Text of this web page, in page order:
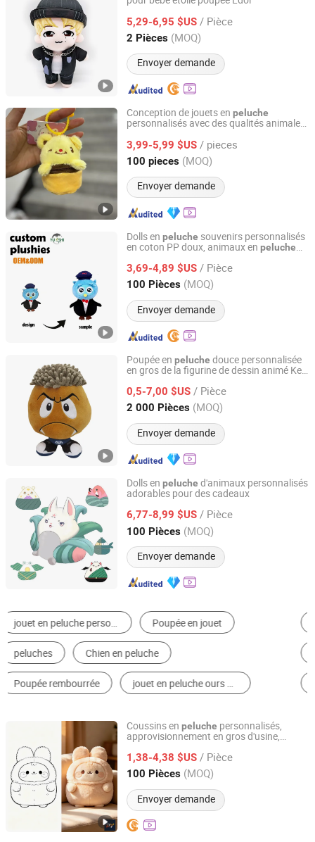
5,29-6,95 $US / Pièce
2 Pièces (MOQ)
Envoyer demande
Hunan Yushi Toy Co., Ltd.
Hunan, China Depuis 2021
Conception de jouets en peluche
personnalisés avec des qualités animales
3,99-5,99 $US / pieces
100 pieces (MOQ)
Envoyer demande
Yancheng Joy Foundationcultural Creativity Co., Ltd.
Jiangsu, China Depuis 2025
Dolls en peluche souvenirs personnalisés
en coton PP doux, animaux en peluche
3,69-4,89 $US / Pièce
100 Pièces (MOQ)
Envoyer demande
Hunan Yushi Toy Co., Ltd.
Hunan, China Depuis 2021
Poupée en peluche douce personnalisée
en gros de la figurine de dessin animé Ken
0,5-7,00 $US / Pièce
2 000 Pièces (MOQ)
Envoyer demande
Yangzhou Round Toy Co., Ltd.
Jiangsu, China Depuis 2015
Dolls en peluche d'animaux personnalisés
adorables pour des cadeaux
6,77-8,99 $US / Pièce
100 Pièces (MOQ)
Envoyer demande
Yancheng Joy Foundationcultural Creativity Co., Ltd.
Jiangsu, China Depuis 2025
Jouet animal en peluche Jouets pour Chien
Jouet de dessin animé en peluche Tissu en polyester
Porte-clés en peluche Autres jouets en peluche et en peluche
Coussins en peluche personnalisés,
approvisionnement en gros d'usine,
cadeaux
1,38-4,38 $US / Pièce
100 Pièces (MOQ)
Envoyer demande
Tianchang Puyu Import&Export Co., Ltd.
Anhui, China Depuis 2026